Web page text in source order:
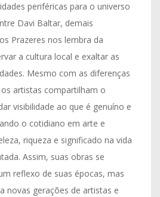
periféricas para o universo
Davi Baltar, demais
Prazeres nos lembra da
a cultura local e exaltar as
Mesmo com as diferenças
artistas compartilham o
visibilidade ao que é genuíno e
o cotidiano em arte e
riqueza e significado na vida
Assim, suas obras se
reflexo de suas épocas, mas
novas gerações de artistas e